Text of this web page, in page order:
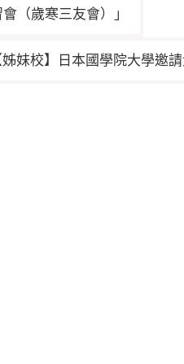
（歲寒三友會）」
妹校】日本國學院大學邀